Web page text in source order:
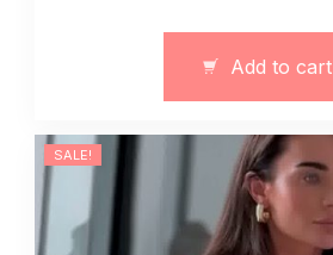
wełną
–
art.
13273
quantity
Add to cart
SALE!